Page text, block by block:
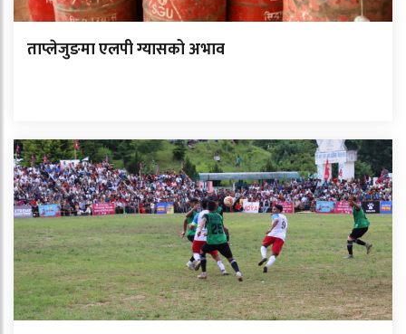
ताप्लेजुङमा एलपी ग्यासको अभाव